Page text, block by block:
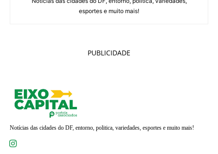
esportes e muito mais!
PUBLICIDADE
Notícias das cidades do DF, entorno, politica, variedades, esportes e muito mais!